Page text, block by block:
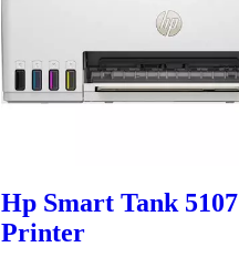
Hp Smart Tank 5107
Printer